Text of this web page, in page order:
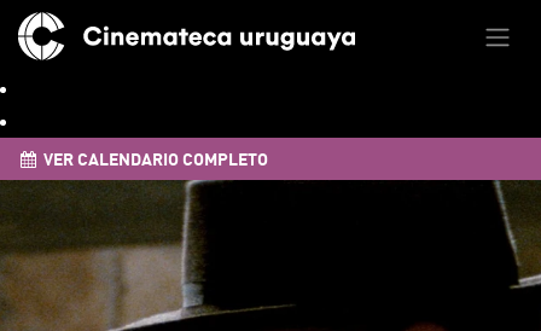
VER CALENDARIO COMPLETO